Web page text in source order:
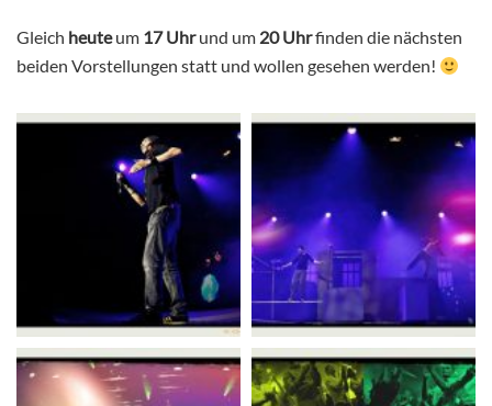
Gleich heuteum 17 Uhrund um 20 Uhrfinden die nächsten
beiden Vorstellungen statt und wollen gesehen werden!